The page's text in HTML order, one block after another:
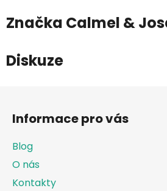
Značka Calmel &
Diskuze
Informace pro vás
Blog
O nás
Kontakty